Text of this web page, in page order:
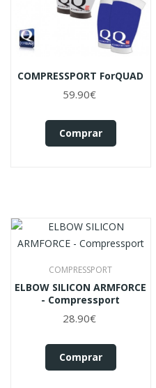
COMPRESSPORT ForQUAD
59.90€
Comprar
COMPRESSPORT
ELBOW SILICON ARMFORCE
- Compressport
28.90€
Comprar